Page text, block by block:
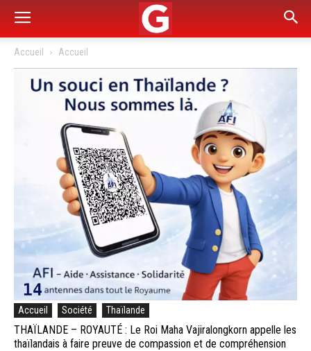
Accueil Accueil
Accueil Société Thaïlande
THAÏLANDE – ROYAUTÉ : Le Roi Maha Vajiralongkorn appelle les
thaïlandais à faire preuve de compassion et de compréhension